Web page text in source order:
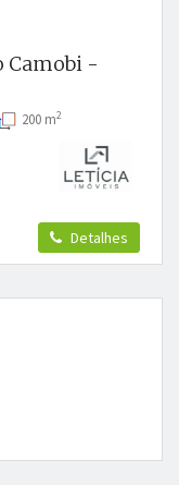
Camobi -
200 m2
Detalhes